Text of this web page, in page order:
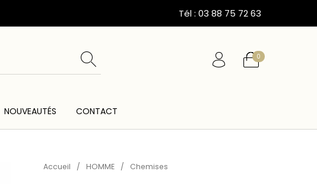
Tél : 03 88 75 72 63
0
NOUVEAUTÉS CONTACT
Accueil / HOMME / Chemises